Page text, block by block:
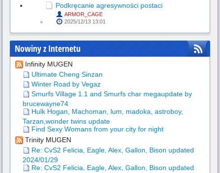
Podkręcanie agresywności postaci
ARMOR_CAGE
2025/12/13 13:01
Nowiny z Internetu
Infinity MUGEN
Ultimate Cheng Sinzan
Winter Road by Vegaz
Smurfs Village 1.1 and Smurfs char megaupdate by
brucewayne74
Hulk Hogan, Machoman, lum, madoka, astroboy,
Tarzan,wonder twins update
Find Sexy Womans from your city for night
Trinity MUGEN
Re: CvS2 Felicia, Eagle, Alex, Gallon, Bison updated
2024/01/29
Re: CvS2 Felicia, Eagle, Alex, Gallon, Bison updated